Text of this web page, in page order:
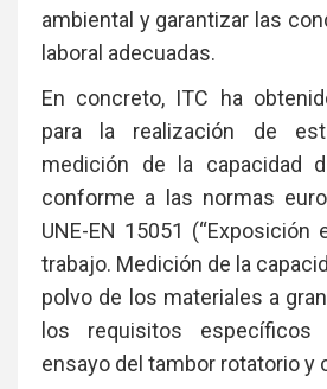
ambiental y garantizar las
laboral adecuadas.
En concreto, ITC ha
para la realización de
medición de la capacidad
conforme a las normas
UNE-EN 15051 (“Exposición
trabajo. Medición de la
polvo de los materiales a
los requisitos
ensayo del tambor rotatorio y